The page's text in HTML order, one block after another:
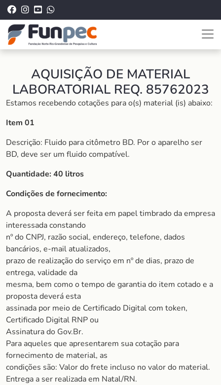
AQUISIÇÃO DE MATERIAL
LABORATORIAL REQ. 85762023
Estamos recebendo cotações para o(s) material (is) abaixo:
Item 01
Descrição: Fluido para citômetro BD. Por o aparelho ser
BD, deve ser um fluido compatível.
Quantidade: 40 litros
Condições de fornecimento:
A proposta deverá ser feita em papel timbrado da empresa
interessada constando
nº do CNPJ, razão social, endereço, telefone, dados
bancários, e-mail atualizados,
prazo de realização do serviço em nº de dias, prazo de
entrega, validade da
mesma, bem como o tempo de garantia do item cotado e a
proposta deverá esta
assinada por meio de Certificado Digital com token,
Certificado Digital RNP ou
Assinatura do Gov.Br.
Para aqueles que apresentarem sua cotação para
fornecimento de material, as
condições são: Valor do frete incluso no valor do material.
Entrega a ser realizada em Natal/RN.